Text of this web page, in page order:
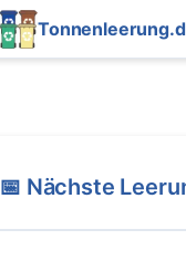
📅 Nächste